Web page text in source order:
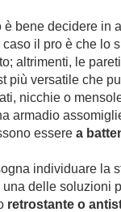
è bene decidere in
caso il pro è che lo
altrimenti, le
più versatile che
nicchie o
armadio
essere a
individuare la
una delle soluzioni
retrostante o